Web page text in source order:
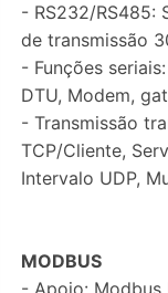
- RS232/RS485:
de transmissão
- Funções
DTU, Modem,
- Transmissão
TCP/Cliente,
Intervalo UDP,
MODBUS
- Apoio: Modbus